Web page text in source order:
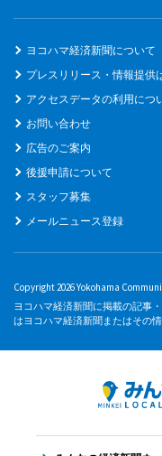
ヨコハマ経済新聞について
プレスリリース・情報提供
アクセスデータの利用につ
お問い合わせ
広告のご案内
後援申請について
スタッフ募集
メールニュース登録
Copyright 2026 Yokohama
ヨコハマ経済新聞に掲載の記事
はヨコハマ経済新聞またはその